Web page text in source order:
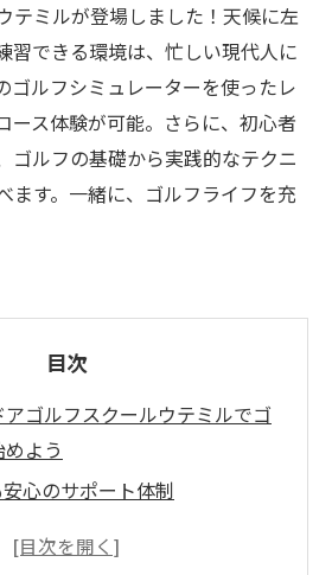
テミルが登場しました！天候に左
習できる環境は、忙しい現代人に
ゴルフシミュレーターを使ったレ
ース体験が可能。さらに、初心者
ゴルフの基礎から実践的なテクニ
ます。一緒に、ゴルフライフを充
目次
ゴルフスクールウテミルでゴ
よう
心のサポート体制
しむための基本テクニック